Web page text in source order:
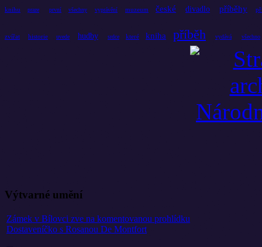
knihu praze první všechny vyprávění muzeum české divadlo příběhy
zvířat historie uvede hudby srdce které kniha příběh vydává všechno
Výtvarné umění
Zámek v Bílovci zve na komentovanou prohlídku
Dostaveníčko s Rosanou De Montfort